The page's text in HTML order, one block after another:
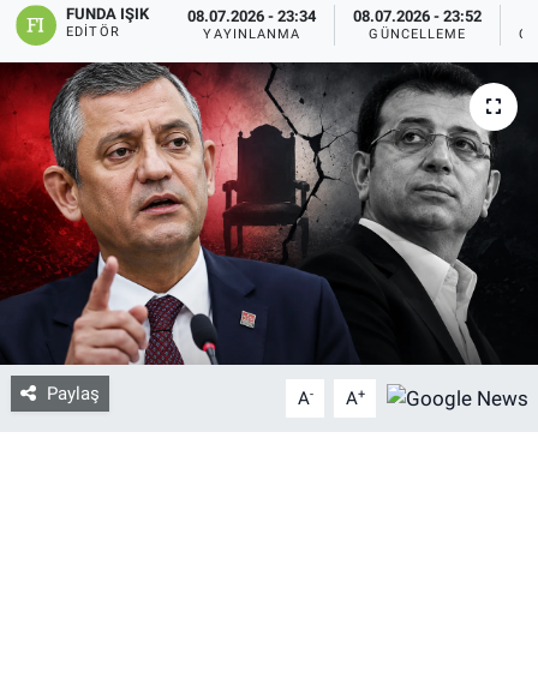
FUNDA IŞIK
EDITÖR
08.07.2026 - 23:34
YAYINLANMA
08.07.2026 - 23:52
GÜNCELLEME
Paylaş A- A+
RESMİ İLANLAR
İLAN
Bize ulaşın
İletişim/Künye
Yaşam
Gözden Kaçmasın
İletişim (Künye)